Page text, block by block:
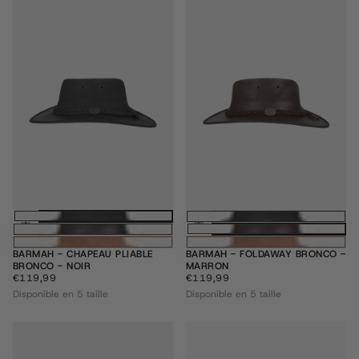
Choisissez des options
BARMAH - CHAPEAU PLIABLE
BRONCO - NOIR
€119,99
PRIX
RÉGULIER
€119,99
Disponible en 5 taille
Choisissez
BARMAH - FOLDAWAY BRONCO -
MARRON
€119,99
PRIX
RÉGULIER
€119,99
Disponible en 5 taille